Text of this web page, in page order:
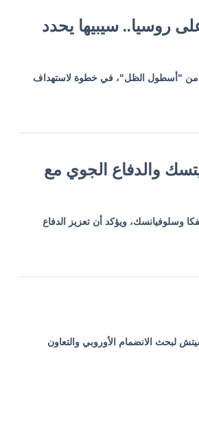
روسيا.. سيبيها يحدد
19 كياناً بينها 6 بنوك روسية و6 سفن من "أسطول الظل"، في خطوة لاستهداف
والدفاع الجوي مع
وسلوفيانسك، ويؤكد أن تعزيز الدفاع
لبحث الانضمام الأوروبي والتعاون